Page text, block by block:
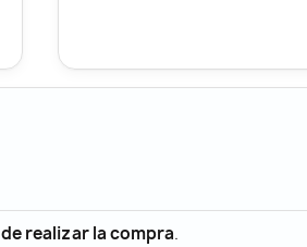
realizar la compra.